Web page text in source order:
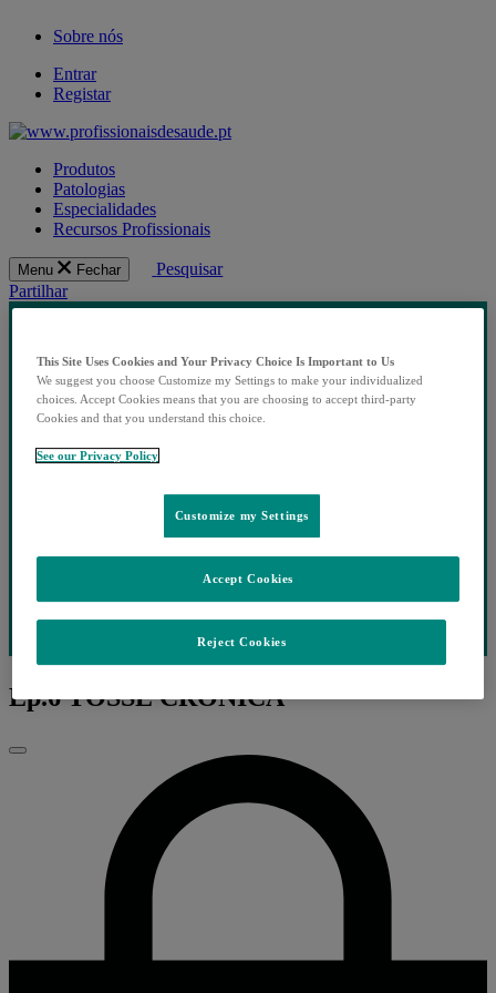
Sobre nós
Entrar
Registar
Produtos
Patologias
Especialidades
Recursos Profissionais
Menu Fechar
Pesquisar
Partilhar
Ep.6 TOSSE CRÓNICA
Fechar
This Site Uses Cookies and Your Privacy Choice Is Important to Us
We suggest you choose Customize my Settings to make your individualized
choices. Accept Cookies means that you are choosing to accept third-party
Cookies and that you understand this choice.
See our Privacy Policy
Customize my Settings
Reject Cookies
Accept Cookies